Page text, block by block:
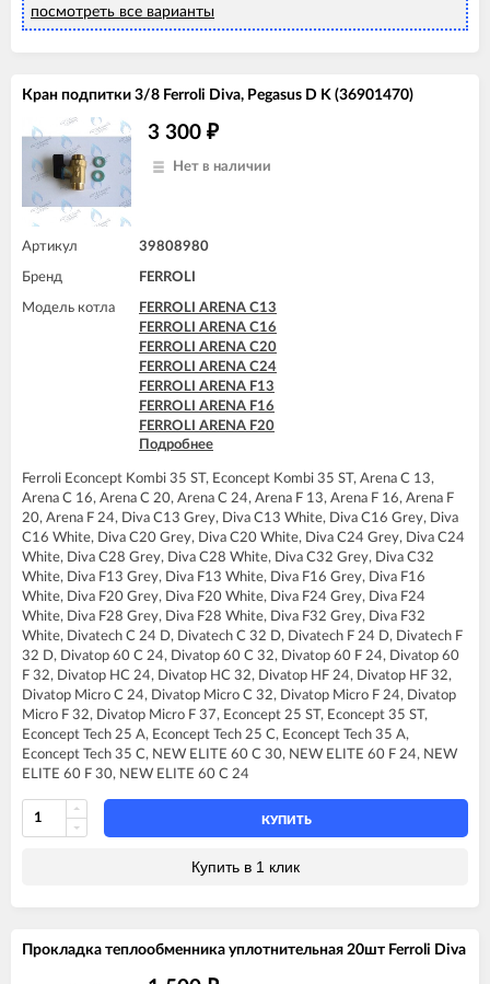
FERROLI DIVA F24
FERROLI DIVAproject F24
посмотреть все варианты
Кран подпитки 3/8 Ferroli Diva, Pegasus D K (36901470)
3 300 ₽
Нет в наличии
Артикул 39808980
Бренд FERROLI
Модель котла
FERROLI ARENA C13
FERROLI ARENA C16
FERROLI ARENA C20
FERROLI ARENA C24
FERROLI ARENA F13
FERROLI ARENA F16
FERROLI ARENA F20
FERROLI ARENA F24
FERROLI DIVA C16
FERROLI DIVA C20
FERROLI DIVA C24
FERROLI DIVA C28
FERROLI DIVA C32
FERROLI DIVA F13
FERROLI DIVA F16
FERROLI DIVA F20
FERROLI DIVA F24
FERROLI DIVA F28
FERROLI DIVA F32
FERROLI DIVA F37
FERROLI DIVA HC24
FERROLI DIVA HF24
FERROLI DIVA HF32
FERROLI DIVAproject F24
FERROLI DIVAtech C24 D
FERROLI DIVAtech C32 D
FERROLI DIVAtech F24 D
FERROLI DIVAtech F32 D
FERROLI DIVAtop 60 C24
FERROLI DIVAtop C24
FERROLI DIVAtop C32
Подробнее
Ferroli Econcept Kombi 35 ST, Econcept Kombi 35 ST, Arena C 13,
Arena C 16, Arena C 20, Arena C 24, Arena F 13, Arena F 16, Arena F
20, Arena F 24, Diva C13 Grey, Diva C13 White, Diva C16 Grey, Diva
C16 White, Diva C20 Grey, Diva C20 White, Diva C24 Grey, Diva C24
White, Diva C28 Grey, Diva C28 White, Diva C32 Grey, Diva C32
White, Diva F13 Grey, Diva F13 White, Diva F16 Grey, Diva F16
White, Diva F20 Grey, Diva F20 White, Diva F24 Grey, Diva F24
White, Diva F28 Grey, Diva F28 White, Diva F32 Grey, Diva F32
White, Divatech C 24 D, Divatech C 32 D, Divatech F 24 D, Divatech F
32 D, Divatop 60 C 24, Divatop 60 C 32, Divatop 60 F 24, Divatop 60
F 32, Divatop HC 24, Divatop HC 32, Divatop HF 24, Divatop HF 32,
Divatop Micro C 24, Divatop Micro C 32, Divatop Micro F 24, Divatop
Micro F 32, Divatop Micro F 37, Econcept 25 ST, Econcept 35 ST,
Econcept Tech 25 A, Econcept Tech 25 C, Econcept Tech 35 A,
Econcept Tech 35 C, NEW ELITE 60 C 30, NEW ELITE 60 F 24, NEW
ELITE 60 F 30, NEW ELITE 60 С 24
КУПИТЬ
Купить в 1 клик
Прокладка теплообменника уплотнительная 20шт Ferroli Diva